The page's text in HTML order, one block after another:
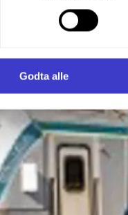
inn og behandler
Godta alle